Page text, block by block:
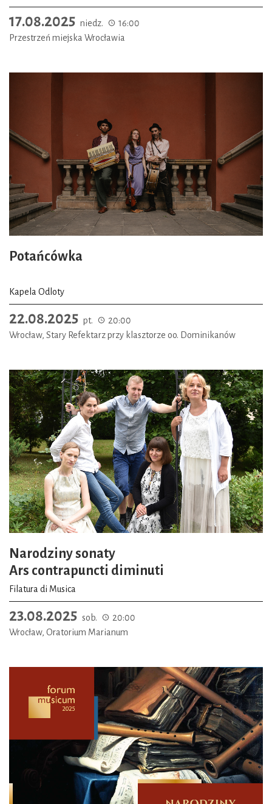
17.08.2025 niedz.
16:00
Przestrzeń miejska Wrocławia
Potańcówka
Kapela Odloty
22.08.2025 pt.
20:00
Wrocław, Stary Refektarz przy klasztorze oo. Dominikanów
Narodziny sonaty
Ars contrapuncti diminuti
Filatura di Musica
23.08.2025 sob.
20:00
Wrocław, Oratorium Marianum